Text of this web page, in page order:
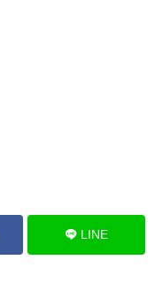
LINE